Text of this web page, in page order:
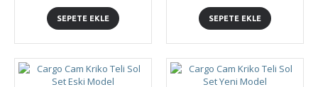
SEPETE EKLE SEPETE EKLE